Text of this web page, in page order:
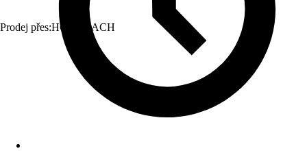
Prodej přes:HORNBACH